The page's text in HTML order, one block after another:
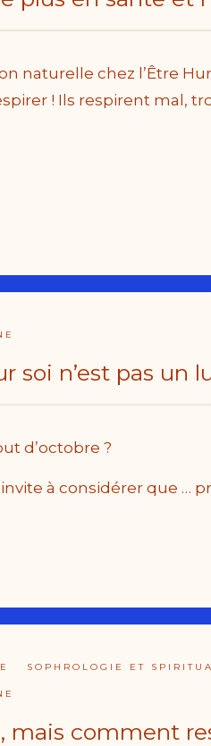
naturelle chez l’Être
! Ils respirent mal,
soi n’est pas un
d’octobre ?
invite à considérer que …
SOPHROLOGIE ET
mais comment